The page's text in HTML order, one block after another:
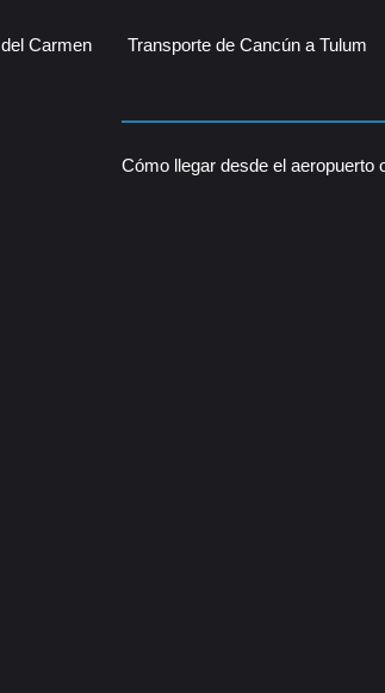
Carmen Transporte de Cancún a Tulum
Cómo llegar desde el aeropuerto